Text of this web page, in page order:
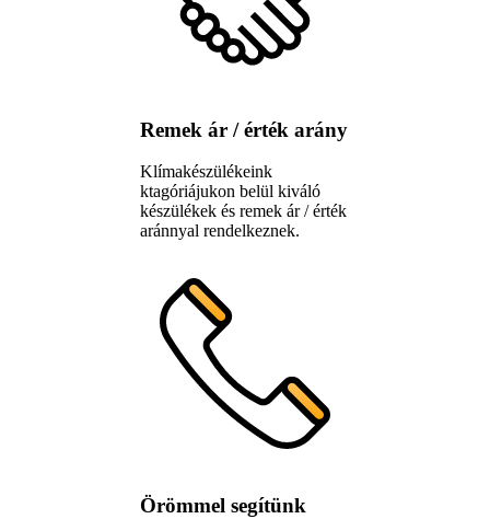
Remek ár / érték arány
Klímakészülékeink
ktagóriájukon belül kiváló
készülékek és remek ár / érték
aránnyal rendelkeznek.
Örömmel segítünk